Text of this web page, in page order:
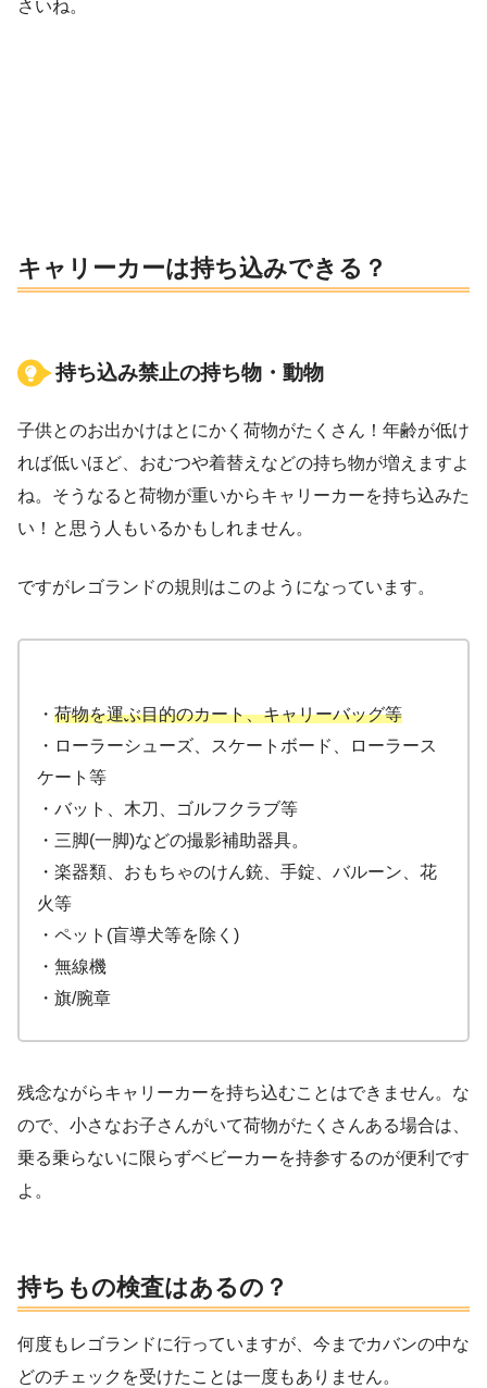
さいね。
キャリーカーは持ち込みできる？
持ち込み禁止の持ち物・動物
子供とのお出かけはとにかく荷物がたくさん！年齢が低け
れば低いほど、おむつや着替えなどの持ち物が増えますよ
ね。そうなると荷物が重いからキャリーカーを持ち込みた
い！と思う人もいるかもしれません。
ですがレゴランドの規則はこのようになっています。
・ 荷物を運ぶ目的のカート、キャリーバッグ等
・ローラーシューズ、スケートボード、ローラース
ケート等
・バット、木刀、ゴルフクラブ等
・三脚(一脚)などの撮影補助器具。
・楽器類、おもちゃのけん銃、手錠、バルーン、花
火等
・ペット(盲導犬等を除く)
・無線機
・旗/腕章
残念ながらキャリーカーを持ち込むことはできません。な
ので、小さなお子さんがいて荷物がたくさんある場合は、
乗る乗らないに限らずベビーカーを持参するのが便利です
よ。
持ちもの検査はあるの？
何度もレゴランドに行っていますが、今までカバンの中な
どのチェックを受けたことは一度もありません。